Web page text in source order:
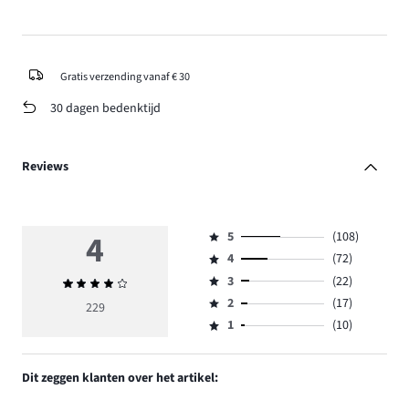
Gratis verzending vanaf € 30
30 dagen bedenktijd
Reviews
4
Gemiddelde
beoordeling
229
Beoordeling
5,
aantal
reviews
108.
5
(108)
Beoordeling
4,
aantal
reviews
4
(72)
Beoordeling
3,
aantal
3
(22)
Beoordeling
2,
17.
2
(17)
Beoordeling
1,
aantal
reviews
1 (10)
Dit zeggen klanten over het artikel: